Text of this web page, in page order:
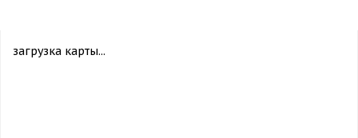
загрузка карты...